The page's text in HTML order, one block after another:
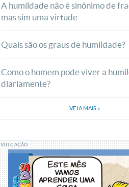
A humildade não é sinônimo de
mas sim uma virtude
Quais são os graus de humildade?
Como o homem pode viver a
diariamente?
VEJA MAIS »